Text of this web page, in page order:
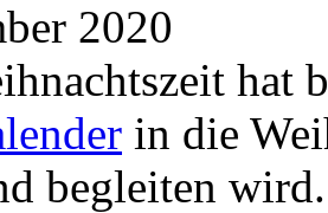
2020
hat
in die
begleiten